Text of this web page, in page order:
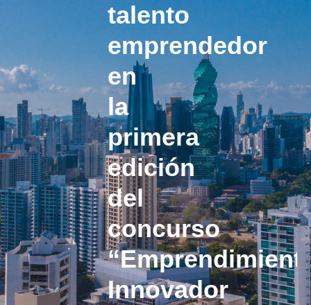
talento
emprendedor
en
la
primera
edición
del
concurso
Innovador